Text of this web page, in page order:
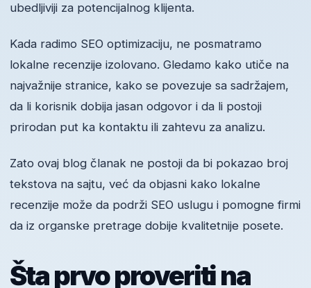
ubedljiviji za potencijalnog klijenta.
Kada radimo SEO optimizaciju, ne posmatramo
lokalne recenzije izolovano. Gledamo kako utiče na
najvažnije stranice, kako se povezuje sa sadržajem,
da li korisnik dobija jasan odgovor i da li postoji
prirodan put ka kontaktu ili zahtevu za analizu.
Zato ovaj blog članak ne postoji da bi pokazao broj
tekstova na sajtu, već da objasni kako lokalne
recenzije može da podrži SEO uslugu i pomogne firmi
da iz organske pretrage dobije kvalitetnije posete.
Šta prvo proveriti na